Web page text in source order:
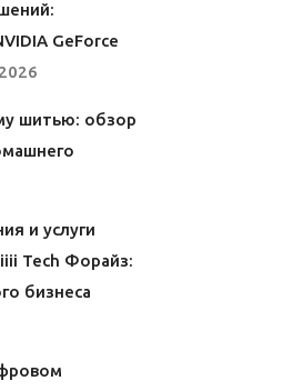
GeForce
шитью: обзор
и услуги
Tech Форайз:
бизнеса